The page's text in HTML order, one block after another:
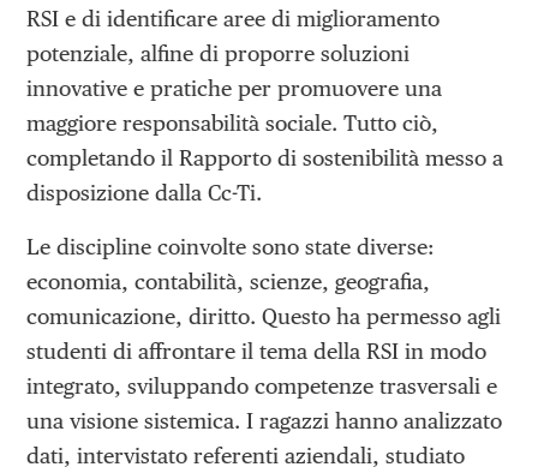
RSI e di identificare aree di miglioramento
potenziale, alfine di proporre soluzioni
innovative e pratiche per promuovere una
maggiore responsabilità sociale. Tutto ciò,
completando il Rapporto di sostenibilità messo a
disposizione dalla Cc-Ti.
Le discipline coinvolte sono state diverse:
economia, contabilità, scienze, geografia,
comunicazione, diritto. Questo ha permesso agli
studenti di affrontare il tema della RSI in modo
integrato, sviluppando competenze trasversali e
una visione sistemica. I ragazzi hanno analizzato
dati, intervistato referenti aziendali, studiato